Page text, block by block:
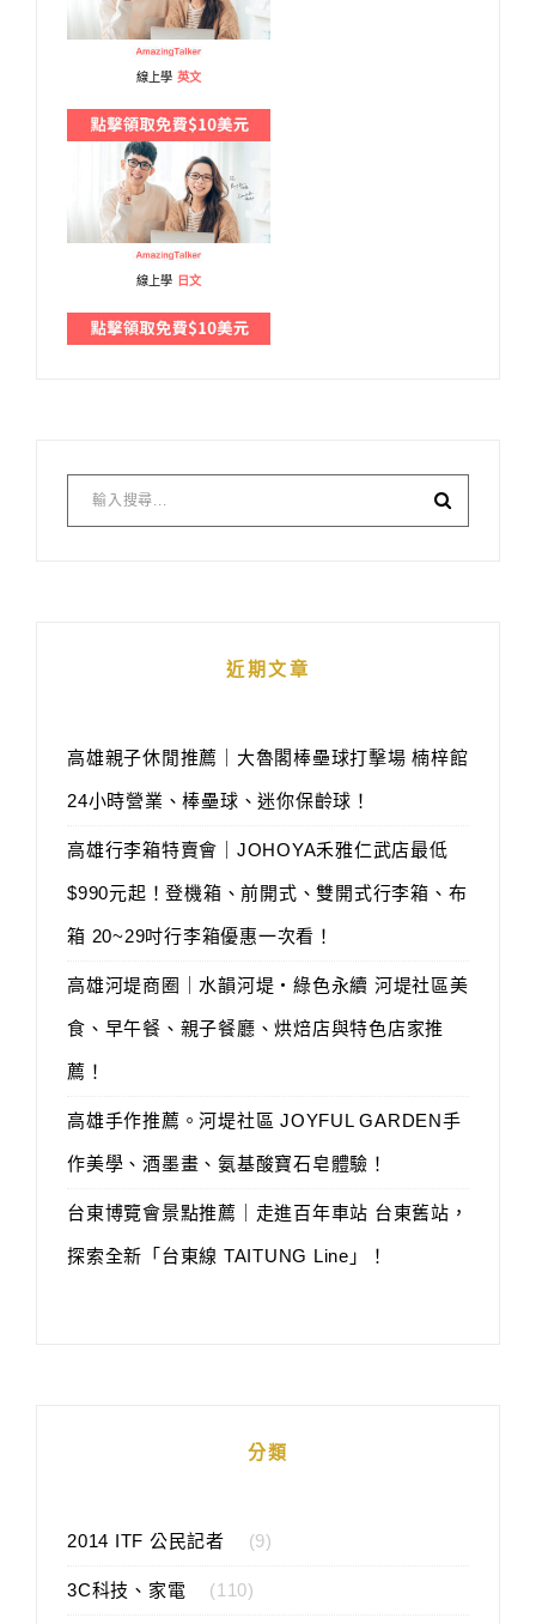
線上學 英文
線上學 日文
近期文章
高雄親子休閒推薦｜大魯閣棒壘球打擊場 楠梓館
24小時營業、棒壘球、迷你保齡球！
高雄行李箱特賣會｜JOHOYA禾雅仁武店最低
$990元起！登機箱、前開式、雙開式行李箱、布
箱 20~29吋行李箱優惠一次看！
高雄河堤商圈｜水韻河堤‧綠色永續 河堤社區美
食、早午餐、親子餐廳、烘焙店與特色店家推
薦！
高雄手作推薦。河堤社區 JOYFUL GARDEN手
作美學、酒墨畫、氨基酸寶石皂體驗！
台東博覽會景點推薦｜走進百年車站 台東舊站，
探索全新「台東線 TAITUNG Line」！
分類
2014 ITF 公民記者 (9)
3C科技、家電 (110)